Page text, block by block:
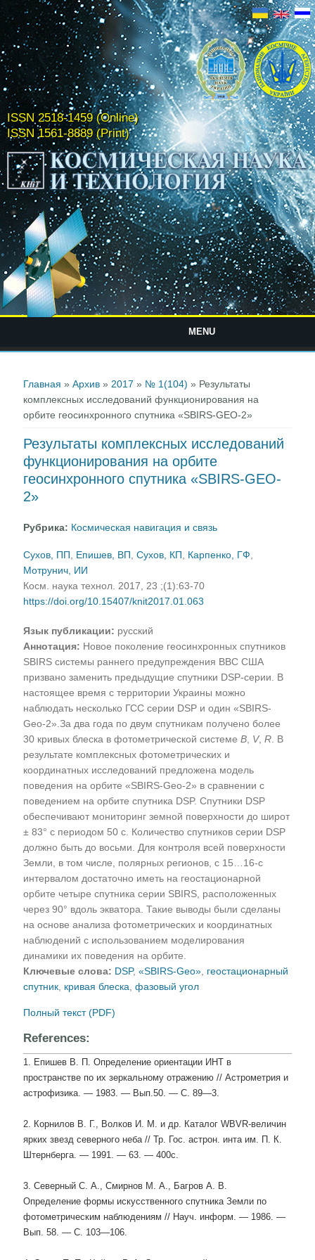
ISSN 2518-1459 (Online)
ISSN 1561-8889 (Print)
MENU
Главная »Архив » 2017 » № 1(104) » Результаты
комплексных исследований функционирования на
орбите геосинхронного спутника «SBIRS-GEO-2»
Результаты комплексных исследований
функционирования на орбите
геосинхронного спутника «SBIRS-GEO-
2»
Рубрика: Космическая навигация и связь
Сухов, ПП Епишев, ВП ,Сухов, КП Карпенко, ГФ
Мотрунич, ИИ
Косм. наука технол. 2017, 23 ;(1):63-70
https://doi.org/10.15407/knit2017.01.063
Язык публикации: русский
Аннотация: Новое поколение геосинхронных спутников
SBIRS системы раннего предупреждения ВВС США
призвано заменить предыдущие спутники DSP-серии. В
настоящее время с территории Украины можно
наблюдать несколько ГСС серии DSP и один «SBIRS-
Geo-2».За два года по двум спутникам получено более
30 кривых блеска в фотометрической системеB V,R . В
результате комплексных фотометрических и
координатных исследований предложена модель
поведения на орбите «SBIRS-Geo-2» в сравнении с
поведением на орбите спутника DSP. Спутники DSP
обеспечивают мониторинг земной поверхности до широт
± 83° с периодом 50 с. Количество спутников серии DSP
должно быть до восьми. Для контроля всей поверхности
Земли, в том числе, полярных регионов, с 15…16-с
интервалом достаточно иметь на геостационарной
орбите четыре спутника серии SBIRS, расположенных
через 90° вдоль экватора. Такие выводы были сделаны
на основе анализа фотометрических и координатных
наблюдений с использованием моделирования
динамики их поведения на орбите.
Ключевые слова: DSP,«SBIRS-Geo» геостационарный
спутник кривая блеска ,фазовый угол
Полный текст (PDF)
References:
1. Епишев В. П. Определение ориентации ИНТ в
пространстве по их зеркальному отражению // Астрометрия и
астрофизика. — 1983. — Вып.50. — С. 89—3.
2. Корнилов В. Г., Волков И. М. и др. Каталог WBVR-величин
ярких звезд северного неба // Тр. Гос. астрон. инта им. П. К.
Штернберга. — 1991. — 63. — 400с.
3. Северный С. А., Смирнов М. А., Багров А. В.
Определениеформы искусственного спутника Земли по
фотометрическим наблюдениям // Науч. информ. — 1986. —
Вып. 58. — С. 103—106.